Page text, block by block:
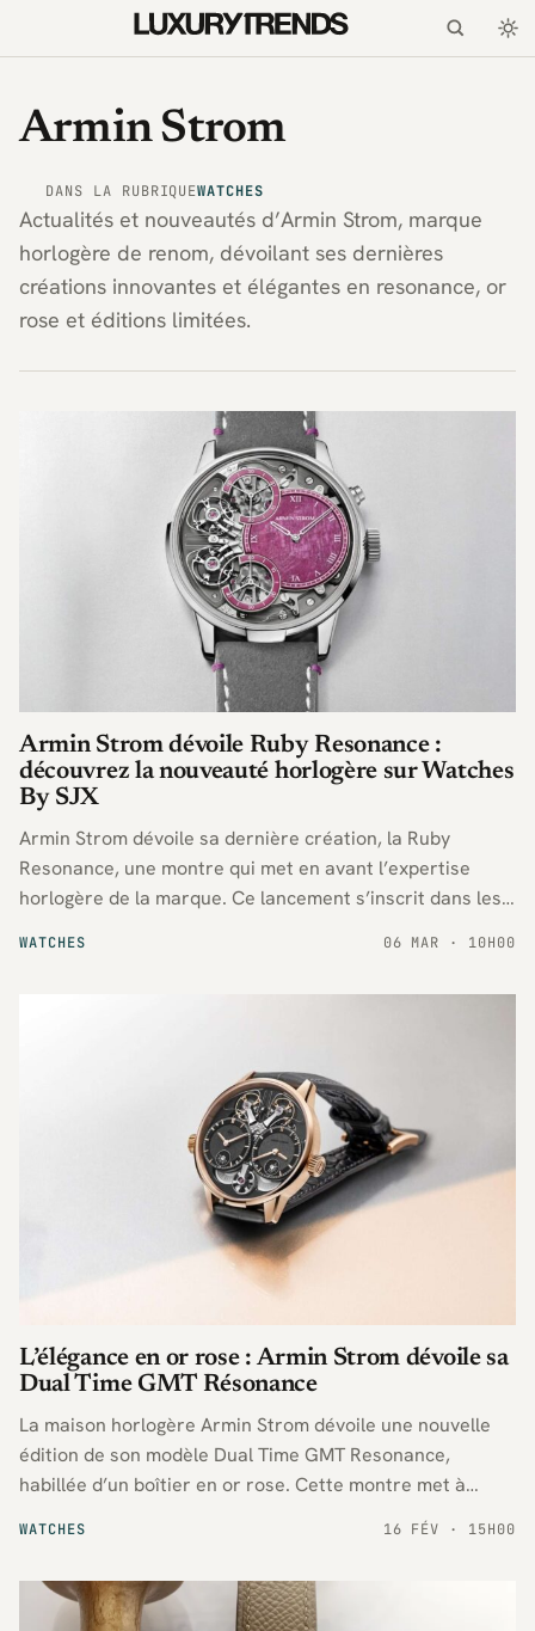
Armin Strom
DANS LA RUBRIQUEWATCHES
Actualités et nouveautés d’Armin Strom, marque
horlogère de renom, dévoilant ses dernières
créations innovantes et élégantes en resonance, or
rose et éditions limitées.
WATCHES
Armin Strom dévoile Ruby Resonance :
découvrez la nouveauté horlogère sur Watches
By SJX
Armin Strom dévoile sa dernière création, la Ruby
Resonance, une montre qui met en avant l’expertise
horlogère de la marque. Ce lancement s’inscrit dans les
06 MAR · 10H00
WATCHES
L’élégance en or rose : Armin Strom dévoile sa
Dual Time GMT Résonance
La maison horlogère Armin Strom dévoile une nouvelle
édition de son modèle Dual Time GMT Resonance,
habillée d’un boîtier en or rose. Cette montre met à
l’honneur la précision grâce à sa technologie de
16 FÉV · 15H00